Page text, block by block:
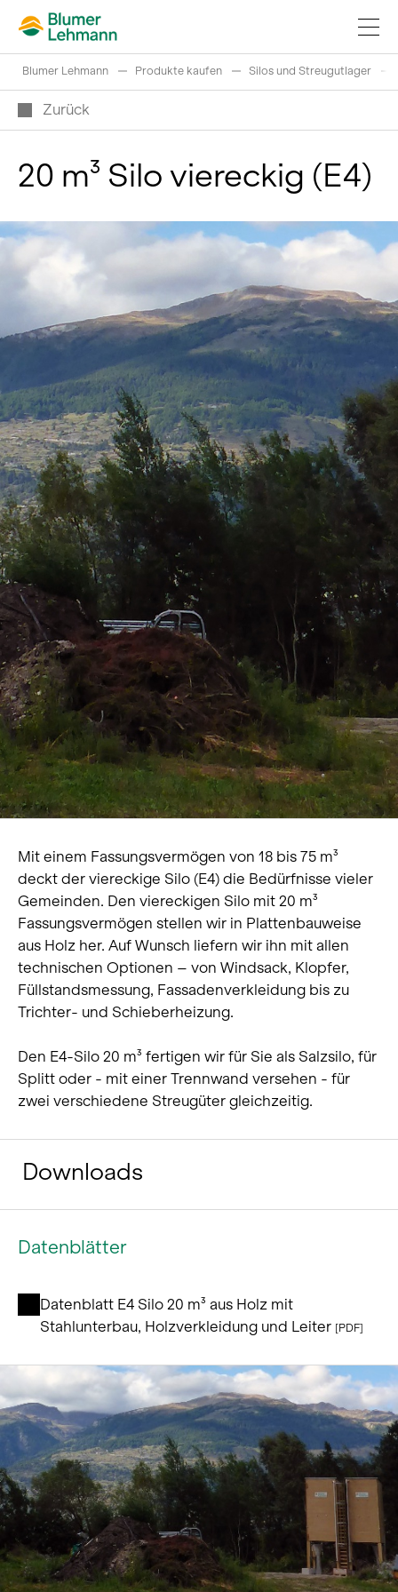
Bauprojekte realisieren
Produkte kaufen
Referenzen
Faszination Holz
Schweizer Rundholz
Über uns
Karriere
News und Medien
Kontakt
Suche
Deutsch
Blumer Lehmann Produkte kaufen Silos und Streugutlager
Zurück
20 m³ Silo viereckig (E4)
Mit einem Fassungsvermögen von 18 bis 75 m³
deckt der viereckige Silo (E4) die Bedürfnisse vieler
Gemeinden. Den viereckigen Silo mit 20 m³
Fassungsvermögen stellen wir in Plattenbauweise
aus Holz her. Auf Wunsch liefern wir ihn mit allen
technischen Optionen – von Windsack, Klopfer,
Füllstandsmessung, Fassadenverkleidung bis zu
Trichter- und Schieberheizung.
Den E4-Silo 20 m³ fertigen wir für Sie als Salzsilo, für
Splitt oder - mit einer Trennwand versehen - für
zwei verschiedene Streugüter gleichzeitig.
Downloads
Datenblätter
Datenblatt E4 Silo 20 m³ aus Holz mit
Stahlunterbau, Holzverkleidung und Leiter [PDF]